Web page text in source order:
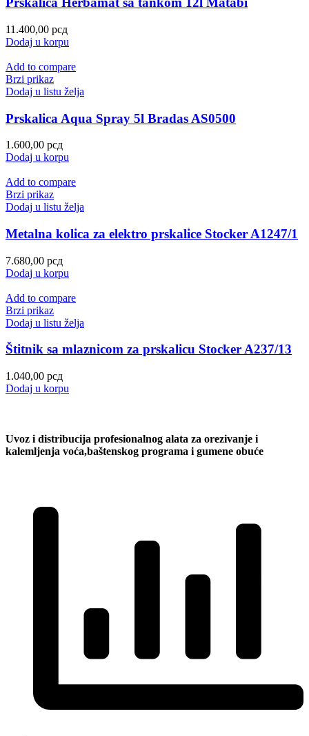
11.400,00 рсд
Dodaj u korpu
Add to compare
Brzi prikaz
Dodaj u listu želja
Prskalica Aqua Spray 5l Bradas AS0500
1.600,00 рсд
Dodaj u korpu
Add to compare
Brzi prikaz
Dodaj u listu želja
Metalna kolica za elektro prskalice Stocker A1247/1
7.680,00 рсд
Dodaj u korpu
Add to compare
Brzi prikaz
Dodaj u listu želja
Štitnik sa mlaznicom za prskalicu Stocker A237/13
1.040,00 рсд
Dodaj u korpu
Uvoz i distribucija profesionalnog alata za orezivanje i
kalemljenja voća,baštenskog programa i gumene obuće